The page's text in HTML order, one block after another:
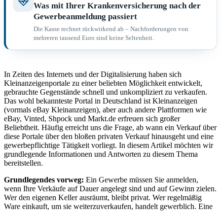
Was mit Ihrer Krankenversicherung nach der
Gewerbeanmeldung passiert
Die Kasse rechnet rückwirkend ab – Nachforderungen von
mehreren tausend Euro sind keine Seltenheit.
In Zeiten des Internets und der Digitalisierung haben sich
Kleinanzeigenportale zu einer beliebten Möglichkeit entwickelt,
gebrauchte Gegenstände schnell und unkompliziert zu verkaufen.
Das wohl bekannteste Portal in Deutschland ist Kleinanzeigen
(vormals eBay Kleinanzeigen), aber auch andere Plattformen wie
eBay, Vinted, Shpock und Markt.de erfreuen sich großer
Beliebtheit. Häufig erreicht uns die Frage, ab wann ein Verkauf über
diese Portale über den bloßen privaten Verkauf hinausgeht und eine
gewerbepflichtige Tätigkeit vorliegt. In diesem Artikel möchten wir
grundlegende Informationen und Antworten zu diesem Thema
bereitstellen.
Grundlegendes vorweg: Ein Gewerbe müssen Sie anmelden,
wenn Ihre Verkäufe auf Dauer angelegt sind und auf Gewinn zielen.
Wer den eigenen Keller ausräumt, bleibt privat. Wer regelmäßig
Ware einkauft, um sie weiterzuverkaufen, handelt gewerblich. Eine